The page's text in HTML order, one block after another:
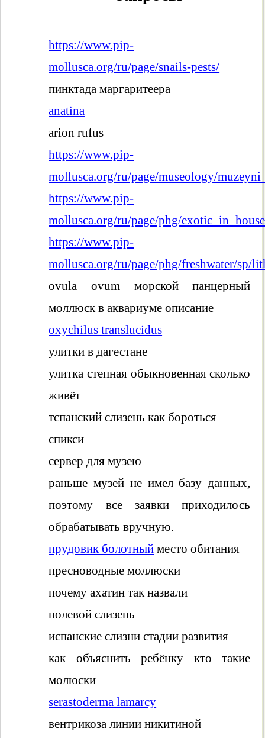
https://www.pip-
mollusca.org/ru/page/snails-pests/
пинктада маргаритеера
anatina
arion rufus
https://www.pip-
mollusca.org/ru/page/museology/
https://www.pip-
mollusca.org/ru/page/phg/
https://www.pip-
mollusca.org/ru/page/phg/freshwater/sp/
ovula ovum морской панцерный
моллюск в аквариуме описание
oxychilus translucidus
улитки в дагестане
улитка степная обыкновенная сколько
живёт
тспанский слизень как бороться
спикси
сервер для музею
раньше музей не имел базу данных,
поэтому все заявки приходилось
обрабатывать вручную.
прудовик болотный место обитания
пресноводные моллюски
почему ахатин так назвали
полевой слизень
испанские слизни стадии развития
как объяснить ребёнку кто такие
молюски
serastoderma lamarcy
вентрикоза линии никитиной